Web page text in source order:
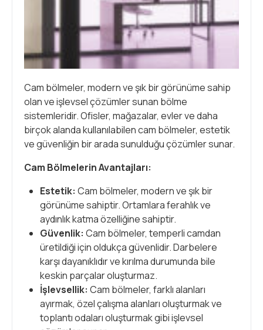
Cam bölmeler, modern ve şık bir görünüme sahip
olan ve işlevsel çözümler sunan bölme
sistemleridir. Ofisler, mağazalar, evler ve daha
birçok alanda kullanılabilen cam bölmeler, estetik
ve güvenliğin bir arada sunulduğu çözümler sunar.
Cam Bölmelerin Avantajları:
Estetik: Cam bölmeler, modern ve şık bir
görünüme sahiptir. Ortamlara ferahlık ve
aydınlık katma özelliğine sahiptir.
Güvenlik: Cam bölmeler, temperli camdan
üretildiği için oldukça güvenlidir. Darbelere
karşı dayanıklıdır ve kırılma durumunda bile
keskin parçalar oluşturmaz.
İşlevsellik: Cam bölmeler, farklı alanları
ayırmak, özel çalışma alanları oluşturmak ve
toplantı odaları oluşturmak gibi işlevsel